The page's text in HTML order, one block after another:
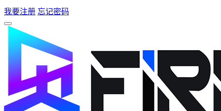
我要注册 忘记密码